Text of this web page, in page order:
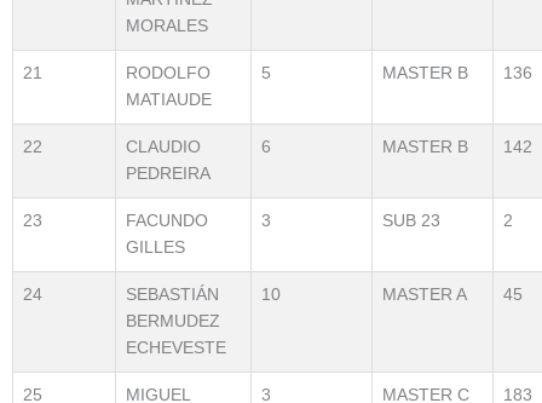
MORALES
21
RODOLFO
MATIAUDE
5 MASTER B 136
22
CLAUDIO
PEDREIRA
6 MASTER B 142
23
FACUNDO
GILLES
3 SUB 23 2
24
SEBASTIÁN
BERMUDEZ
ECHEVESTE
10 MASTER A 45
25
MIGUEL
3 MASTER C 183